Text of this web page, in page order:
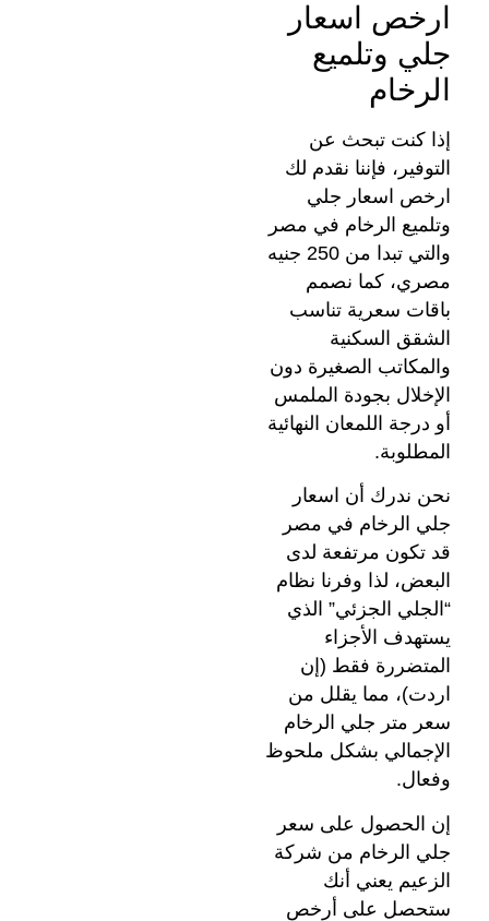
ارخص اسعار
جلي وتلميع
الرخام
إذا كنت تبحث عن
التوفير، فإننا نقدم لك
ارخص اسعار جلي
وتلميع الرخام في مصر
والتي تبدا من 250 جنيه
مصري، كما نصمم
باقات سعرية تناسب
الشقق السكنية
والمكاتب الصغيرة دون
الإخلال بجودة الملمس
أو درجة اللمعان النهائية
المطلوبة.
نحن ندرك أن اسعار
جلي الرخام في مصر
قد تكون مرتفعة لدى
البعض، لذا وفرنا نظام
“الجلي الجزئي” الذي
يستهدف الأجزاء
المتضررة فقط (إن
اردت)، مما يقلل من
سعر متر جلي الرخام
الإجمالي بشكل ملحوظ
وفعال.
إن الحصول على سعر
جلي الرخام من شركة
الزعيم يعني أنك
ستحصل على أرخص